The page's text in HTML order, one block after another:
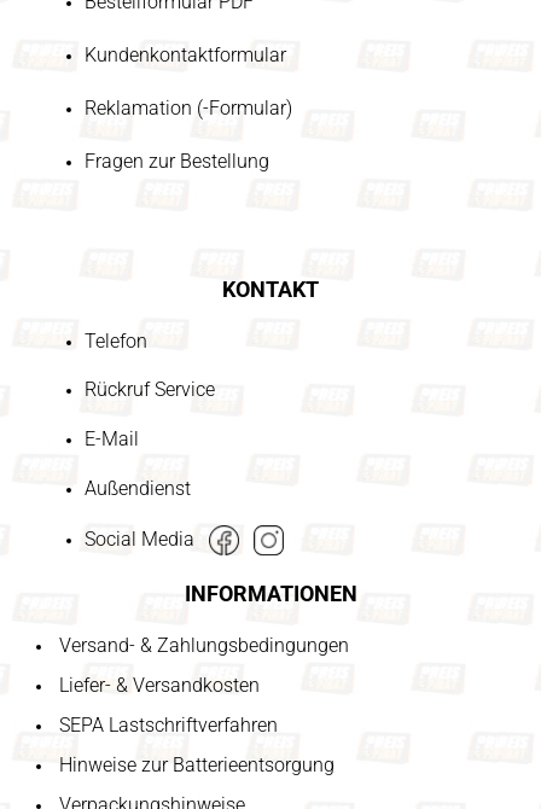
Kundenkontaktformular
Reklamation (-Formular)
Fragen zur Bestellung
KONTAKT
Telefon
Rückruf Service
E-Mail
Außendienst
Social Media
INFORMATIONEN
Versand- & Zahlungsbedingungen
Liefer- & Versandkosten
SEPA Lastschriftverfahren
Hinweise zur Batterieentsorgung